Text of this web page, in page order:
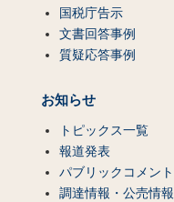
国税庁告示
文書回答事例
質疑応答事例
お知らせ
トピックス一覧
報道発表
パブリックコメント
調達情報・公売情報